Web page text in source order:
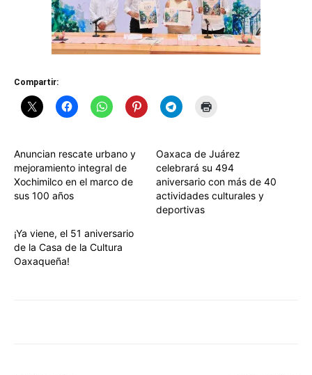
Compartir:
Anuncian rescate urbano y
mejoramiento integral de
Xochimilco en el marco de
sus 100 años
Oaxaca de Juárez
celebrará su 494
aniversario con más de 40
actividades culturales y
deportivas
¡Ya viene, el 51 aniversario
de la Casa de la Cultura
Oaxaqueña!